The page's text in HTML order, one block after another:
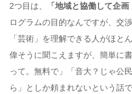
2つ目は、 「地域と協働して企
ログラムの目的なんですが、交
「芸術」を理解できる人がほと
偉そうに聞こえますが、簡単に
って。無料で」「音大？じゃ公
ら」としか頼まれないという話で